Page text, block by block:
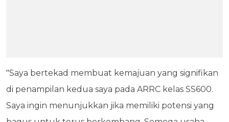
"Saya bertekad membuat kemajuan yang signifikan
di penampilan kedua saya pada ARRC kelas SS600.
Saya ingin menunjukkan jika memiliki potensi yang